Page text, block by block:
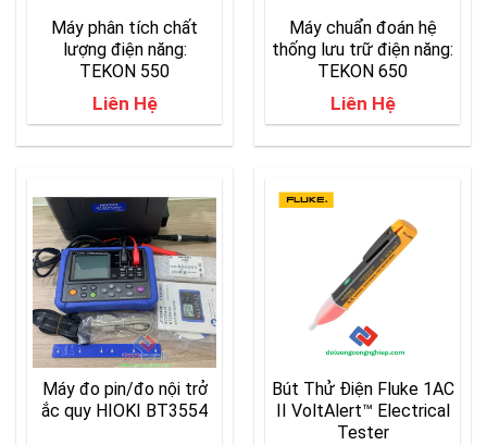
Máy phân tích chất
lượng điện năng:
TEKON 550
Liên Hệ
Máy chuẩn đoán hệ
thống lưu trữ điện năng:
TEKON 650
Liên Hệ
Máy đo pin/đo nội trở
ắc quy HIOKI BT3554
Bút Thử Điện Fluke 1AC
II VoltAlert™ Electrical
Tester